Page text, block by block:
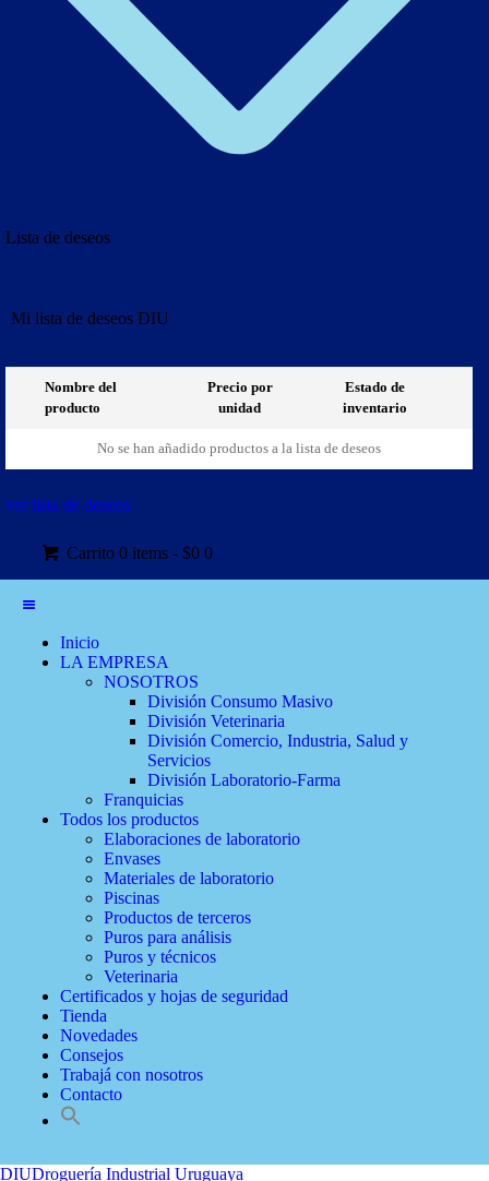
Lista de deseos
Mi lista de deseos DIU
Nombre del
producto
Precio por
unidad
Estado de
inventario
No se han añadido productos a la lista de deseos
ver lista de deseos
Carrito 0 items -$0 0
Inicio
LA EMPRESA
NOSOTROS
División Consumo Masivo
División Veterinaria
División Comercio, Industria, Salud y
Servicios
División Laboratorio-Farma
Franquicias
Todos los productos
Elaboraciones de laboratorio
Envases
Materiales de laboratorio
Piscinas
Productos de terceros
Puros para análisis
Puros y técnicos
Veterinaria
Certificados y hojas de seguridad
Tienda
Novedades
Consejos
Trabajá con nosotros
Contacto
DIUDroguería Industrial Uruguaya